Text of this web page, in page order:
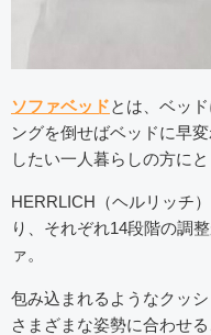
ソファベッドとは、ベッ
ングを倒せばベッドに早
したい一人暮らしの方にと
HERRLICH（ヘルリッチ
り、それぞれ14段階の調
ァ。
包み込まれるようなクッ
さまざまな姿勢に合わせ